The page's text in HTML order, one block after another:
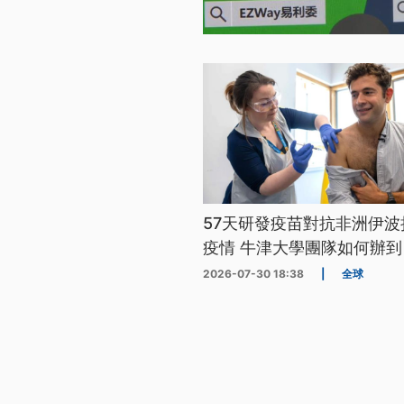
57天研發疫苗對抗非洲伊
疫情 牛津大學團隊如何辦
2026-07-30 18:38 全球